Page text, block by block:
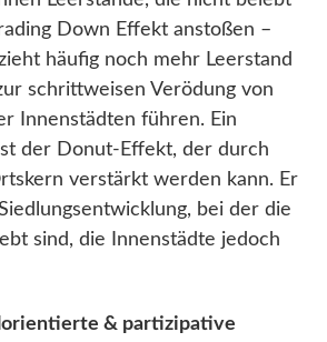
Down Effekt anstoßen –
häufig noch mehr Leerstand
schrittweisen Verödung von
Innenstädten führen. Ein
der Donut-Effekt, der durch
verstärkt werden kann. Er
bei der die
sind, die Innenstädte jedoch
& partizipative